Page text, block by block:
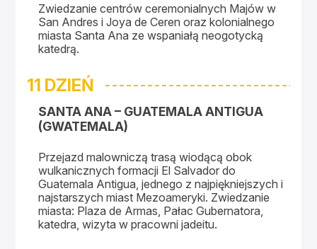
Zwiedzanie centrów ceremonialnych Majów w
San Andres i Joya de Ceren oraz kolonialnego
miasta Santa Ana ze wspaniałą neogotycką
katedrą.
11 DZIEŃ
SANTA ANA – GUATEMALA ANTIGUA
(GWATEMALA)
Przejazd malowniczą trasą wiodącą obok
wulkanicznych formacji El Salvador do
Guatemala Antigua, jednego z najpiękniejszych i
najstarszych miast Mezoameryki. Zwiedzanie
miasta: Plaza de Armas, Pałac Gubernatora,
katedra, wizyta w pracowni jadeitu.